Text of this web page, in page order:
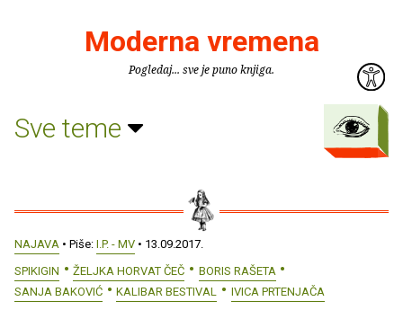
Moderna vremena
Pogledaj... sve je puno knjiga.
Sve teme
NAJAVA • Piše: I.P. - MV • 13.09.2017.
SPIKIGIN
ŽELJKA HORVAT ČEČ
BORIS RAŠETA
SANJA BAKOVIĆ
KALIBAR BESTIVAL IVICA PRTENJAČA